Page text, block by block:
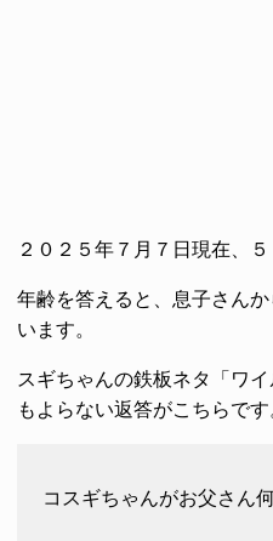
２０２５年７月７日現在、５
年齢を答えると、息子さんか
います。
スギちゃんの鉄板ネタ「ワ
もよらない返答がこちらです
コスギちゃんがお父さん